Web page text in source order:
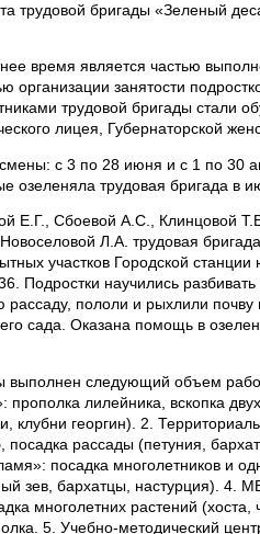
трудовой бригады «Зеленый
время является частью
занятости
трудовой бригады стали
лицея, Губернаторской
с 3 по 28 июня и с 1 по 30
озеленяла трудовая бригада в
Е.Г., Сбоевой А.С., Клинцовой
Л.А. трудовая
участков Городской
Подростки научились
пололи и рыхлили почву
сада. Оказана помощь в
выполнен следующий объем
прополка лилейника, вскопка
клубни георгин). 2.
рассады (петуния,
посадка многолетников и
зев, бархатцы, настурция). 4.
многолетних растений (хоста,
5. Учебно-методический